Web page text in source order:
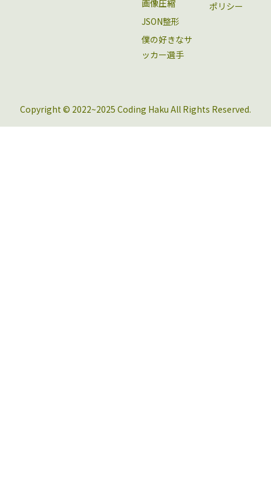
画像圧縮
JSON整形
僕の好きなサ
ッカー選手
ポリシー
Copyright © 2022~2025 Coding Haku All Rights Reserved.